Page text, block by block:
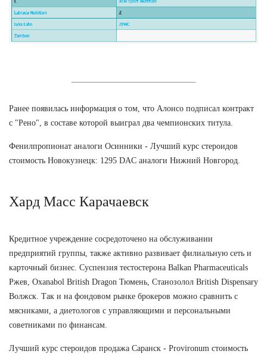
Ранее появилась информация о том, что Алонсо подписал контракт
с "Рено", в составе которой выиграл два чемпионских титула.
Фенилпропионат аналоги Осинники - Лучший курс стероидов
стоимость Новокузнецк: 1295 DAC аналоги Нижний Новгород.
Хард Масс Карачаевск
Кредитное учреждение сосредоточено на обслуживании
предприятий группы, также активно развивает филиальную сеть и
карточный бизнес. Суспензия тестостерона Balkan Pharmaceuticals
Ржев, Oxanabol British Dragon Тюмень, Станозолол British Dispensary
Волжск. Так и на фондовом рынке брокеров можно сравнить с
мясниками, а диетологов с управляющими и персональными
советниками по финансам.
Лучший курс стероидов продажа Саранск - Provironum стоимость